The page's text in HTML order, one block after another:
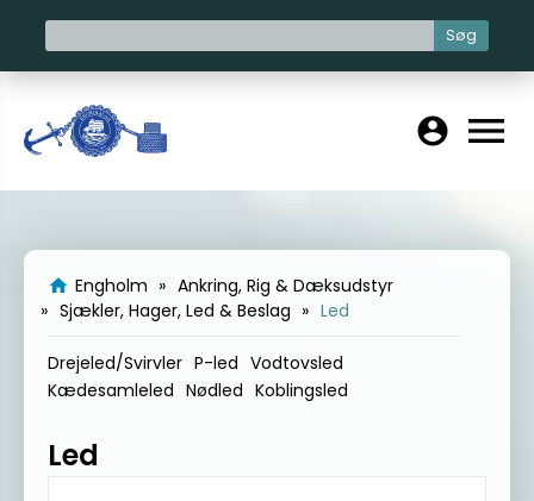
Søg
account_circle menu
home Engholm
Ankring, Rig & Dæksudstyr
Sjækler, Hager, Led & Beslag
Led
Drejeled/Svirvler P-led Vodtovsled
Kædesamleled Nødled Koblingsled
Led